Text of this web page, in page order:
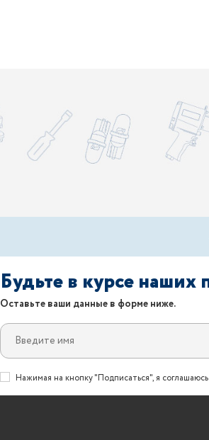
Будьте в курсе
Оставьте ваши данные в форме ниже.
Нажимая на кнопку "Подписаться", я